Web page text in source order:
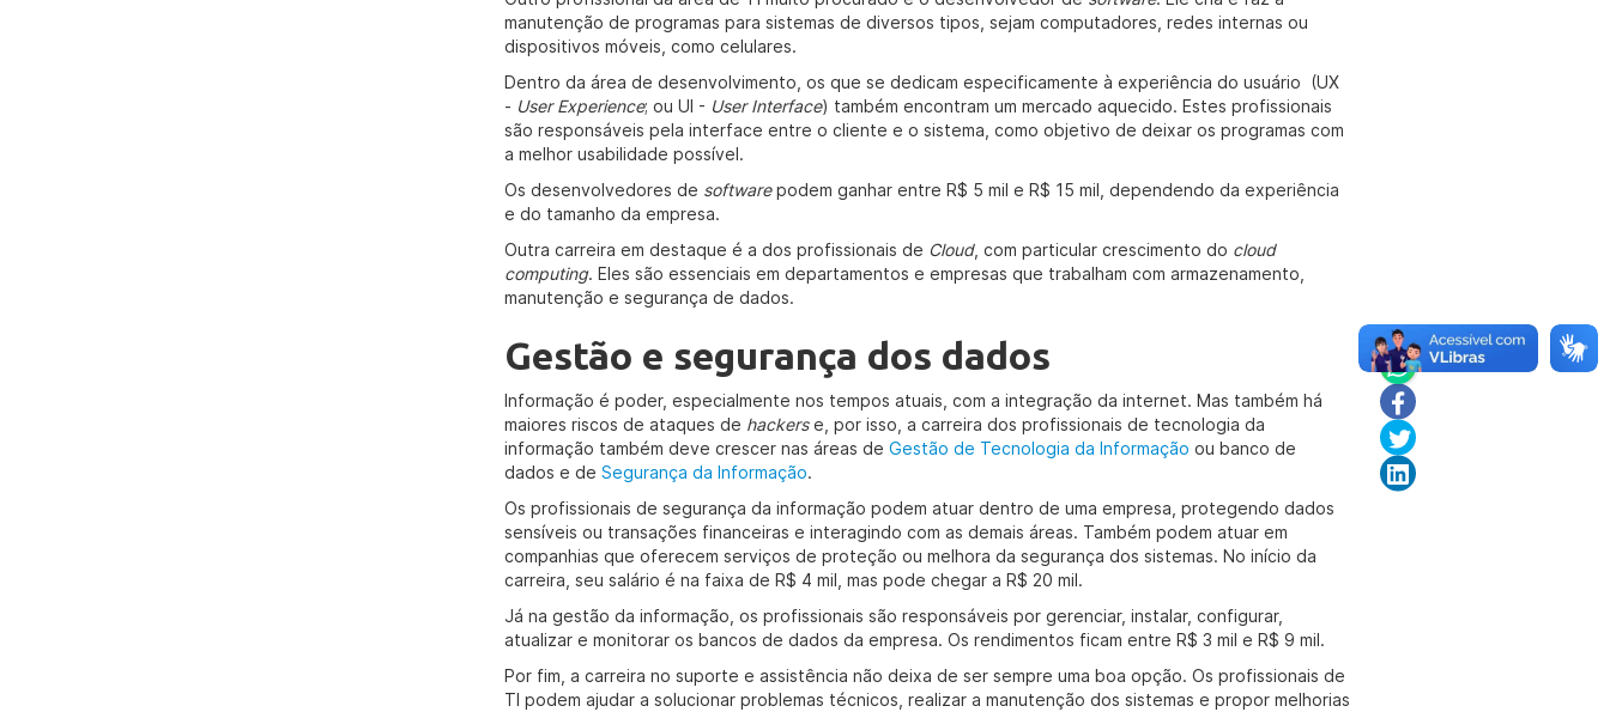
manutenção de programas para sistemas de diversos tipos, sejam computadores, redes internas ou
dispositivos móveis, como celulares.
Dentro da área de desenvolvimento, os que se dedicam especificamente à experiência do usuário (UX
- User Experience; ou UI - User Interface) também encontram um mercado aquecido. Estes profissionais
são responsáveis pela interface entre o cliente e o sistema, como objetivo de deixar os programas com
a melhor usabilidade possível.
Os desenvolvedores de softwarepodem ganhar entre R$ 5 mil e R$ 15 mil, dependendo da experiência
e do tamanho da empresa.
Outra carreira em destaque é a dos profissionais de Cloud, com particular crescimento do cloud
computing. Eles são essenciais em departamentos e empresas que trabalham com armazenamento,
manutenção e segurança de dados.
Gestão e segurança dos dados
Informação é poder, especialmente nos tempos atuais, com a integração da internet. Mas também há
maiores riscos de ataques de hackerse, por isso, a carreira dos profissionais de tecnologia da
informação também deve crescer nas áreas deGestão de Tecnologia da Informação ou banco de
dados e deSegurança da Informação.
Os profissionais de segurança da informação podem atuar dentro de uma empresa, protegendo dados
sensíveis ou transações financeiras e interagindo com as demais áreas. Também podem atuar em
companhias que oferecem serviços de proteção ou melhora da segurança dos sistemas. No início da
carreira, seu salário é na faixa de R$ 4 mil, mas pode chegar a R$ 20 mil.
Já na gestão da informação, os profissionais são responsáveis por gerenciar, instalar, configurar,
atualizar e monitorar os bancos de dados da empresa. Os rendimentos ficam entre R$ 3 mil e R$ 9 mil.
Por fim, a carreira no suporte e assistência não deixa de ser sempre uma boa opção. Os profissionais de
TI podem ajudar a solucionar problemas técnicos, realizar a manutenção dos sistemas e propor melhorias